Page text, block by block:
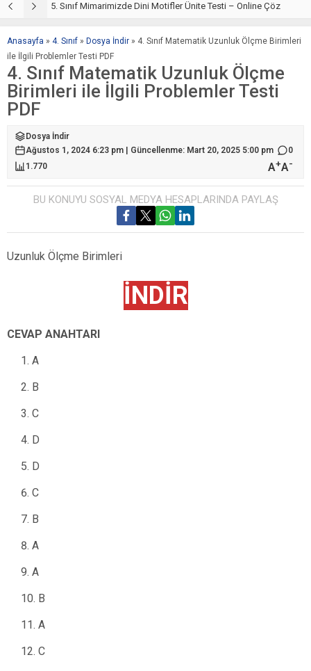
5. Sınıf Mimarimizde Dini Motifler Ünite Testi – Online Çöz
Anasayfa » 4. Sınıf » Dosya İndir » 4. Sınıf Matematik Uzunluk Ölçme Birimleri
ile İlgili Problemler Testi PDF
4. Sınıf Matematik Uzunluk Ölçme
Birimleri ile İlgili Problemler Testi
PDF
Dosya İndir
Ağustos 1, 2024 6:23 pm | Güncellenme: Mart 20, 2025 5:00 pm
0
1.770
A+A-
BU KONUYU SOSYAL MEDYA HESAPLARINDA PAYLAŞ
Uzunluk Ölçme Birimleri
İNDİR
CEVAP ANAHTARI
A
B
C
D
D
C
B
A
A
B
A
C